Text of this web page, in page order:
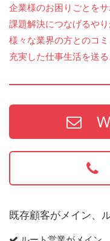
企業様のお困りごとをサ
課題解決につなげるや
様々な業界の方とのコ
充実した仕事生活を送る
既存顧客がメイン、